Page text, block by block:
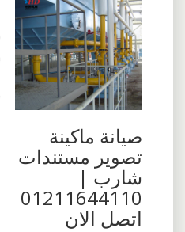
صيانة ماكينة
تصوير مستندات
شارب |
01211644110
اتصل الان